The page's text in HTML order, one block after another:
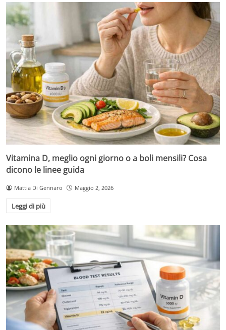
Vitamina D, meglio ogni giorno o a boli mensili? Cosa
dicono le linee guida
Mattia Di Gennaro Maggio 2, 2026
Leggi di più